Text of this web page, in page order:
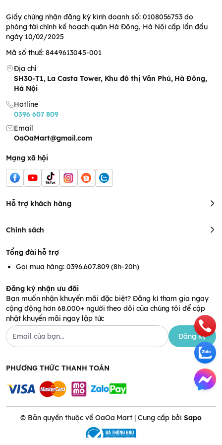
Giấy chứng nhận đăng ký kinh doanh số: 0108056753 do
phòng tài chính kế hoạch quận Hà Đông, Hà Nội cấp lần đầu
ngày 10/02/2025
Mã số thuế: 8449613045-001
Địa chỉ
SH30-T1, La Casta Tower, Khu đô thị Văn Phú, Hà Đông,
Hà Nội
Hotline
0396 607 809
Email
OaOaMart@gmail.com
Mạng xã hội
Hỗ trợ khách hàng
Chính sách
Tổng đài hỗ trợ
Gọi mua hàng: 0396.607.809 (8h-20h)
Đăng ký nhận ưu đãi
Bạn muốn nhận khuyến mãi đặc biệt? Đăng kí tham gia ngay
cộng động hơn 68.000+ người theo dõi của chúng tôi để cập
nhật khuyến mãi ngay lập tức
Đăng ký
PHƯƠNG THỨC THANH TOÁN
© Bản quyền thuộc về OaOa Mart | Cung cấp bởiSapo